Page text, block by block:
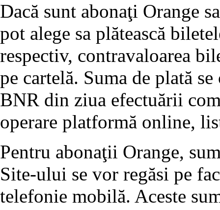
Dacă sunt abonaţi Orange
pot alege sa plătească
respectiv, contravaloarea
pe cartelă. Suma de plată
BNR din ziua efectuării
operare platformă online,
Pentru abonaţii Orange,
Site-ului se vor regăsi pe
telefonie mobilă. Aceste